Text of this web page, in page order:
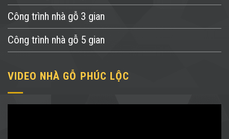
Công trình nhà gỗ 3 gian
Công trình nhà gỗ 5 gian
VIDEO NHÀ GỖ PHÚC LỘC